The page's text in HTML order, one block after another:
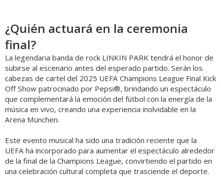
¿Quién actuará en la ceremonia
final?
La legendaria banda de rock LINKIN PARK tendrá el honor de
subirse al escenario antes del esperado partido. Serán los
cabezas de cartel del 2025 UEFA Champions League Final Kick
Off Show patrocinado por Pepsi®, brindando un espectáculo
que complementará la emoción del fútbol con la energía de la
música en vivo, creando una experiencia inolvidable en la
Arena München.
Este evento musical ha sido una tradición reciente que la
UEFA ha incorporado para aumentar el espectáculo alrededor
de la final de la Champions League, convirtiendo el partido en
una celebración cultural completa que trasciende el deporte.